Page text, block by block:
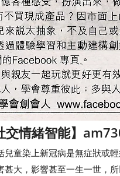
交情緒智能】
童染上新冠病是無症狀或輕
大，影響甚至一生一世，